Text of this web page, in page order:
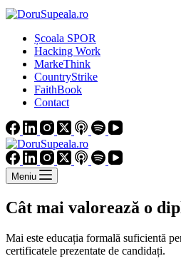
Școala SPOR
Hacking Work
MarkeThink
CountryStrike
FaithBook
Contact
Meniu
Cât mai valorează o
Mai este educația formală suficientă
certificatele prezentate de candidați.